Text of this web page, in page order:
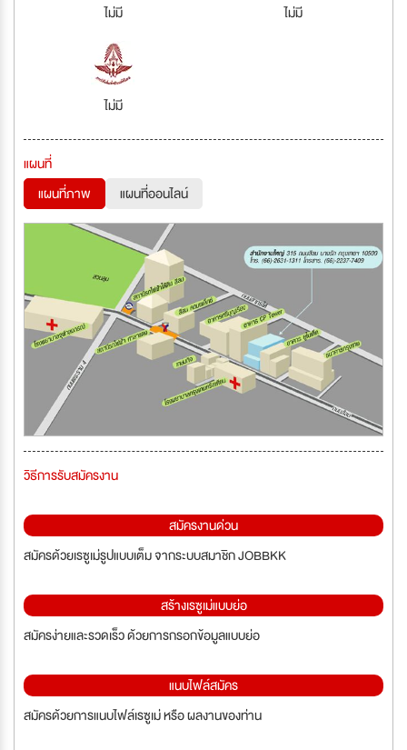
ไม่มี ไม่มี
ไม่มี
แผนที่
แผนที่ภาพ
แผนที่ออนไลน์
วิธีการรับสมัครงาน
สมัครงานด่วน
สมัครด้วยเรซูเม่รูปแบบเต็ม จากระบบสมาชิก JOBBKK
สร้างเรซูเม่แบบย่อ
สมัครง่ายและรวดเร็ว ด้วยการกรอกข้อมูลแบบย่อ
แนบไฟล์สมัคร
สมัครด้วยการแนบไฟล์เรซูเม่ หรือ ผลงานของท่าน